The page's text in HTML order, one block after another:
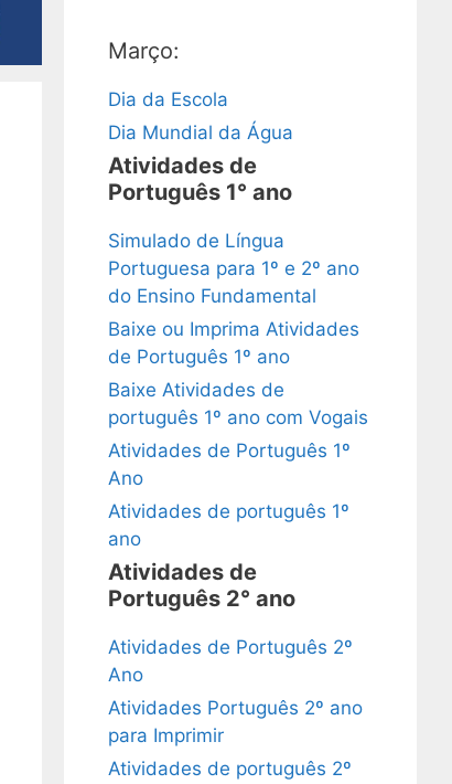
Março:
Dia da Escola
Dia Mundial da Água
Atividades de
Português 1° ano
Simulado de Língua
Portuguesa para 1º e 2º ano
do Ensino Fundamental
Baixe ou Imprima Atividades
de Português 1º ano
Baixe Atividades de
português 1º ano com Vogais
Atividades de Português 1º
Ano
Atividades de português 1º
ano
Atividades de
Português 2° ano
Atividades de Português 2º
Ano
Atividades Português 2º ano
para Imprimir
Atividades de português 2º